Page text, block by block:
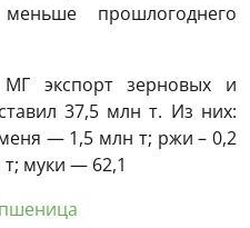
прошлогоднего
экспорт зерновых и
37,5 млн т. Из них:
— 1,5 млн т; ржи – 0,2
муки — 62,1
пшеница